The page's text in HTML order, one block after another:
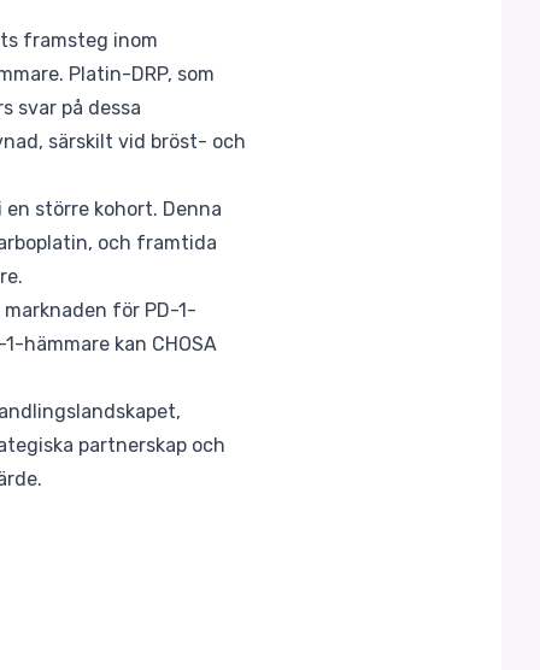
framsteg inom
Platin-DRP, som
svar på dessa
särskilt vid bröst- och
större kohort. Denna
och framtida
för PD-1-
hämmare kan CHOSA
partnerskap och